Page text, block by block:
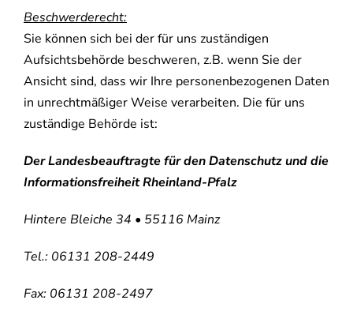
Beschwerderecht:
Sie können sich bei der für uns zuständigen
Aufsichtsbehörde beschweren, z.B. wenn Sie der
Ansicht sind, dass wir Ihre personenbezogenen Daten
in unrechtmäßiger Weise verarbeiten. Die für uns
zuständige Behörde ist:
Der Landesbeauftragte für den Datenschutz und die
Informationsfreiheit Rheinland-Pfalz
Hintere Bleiche 34 • 55116 Mainz
Tel.: 06131 208-2449
Fax: 06131 208-2497